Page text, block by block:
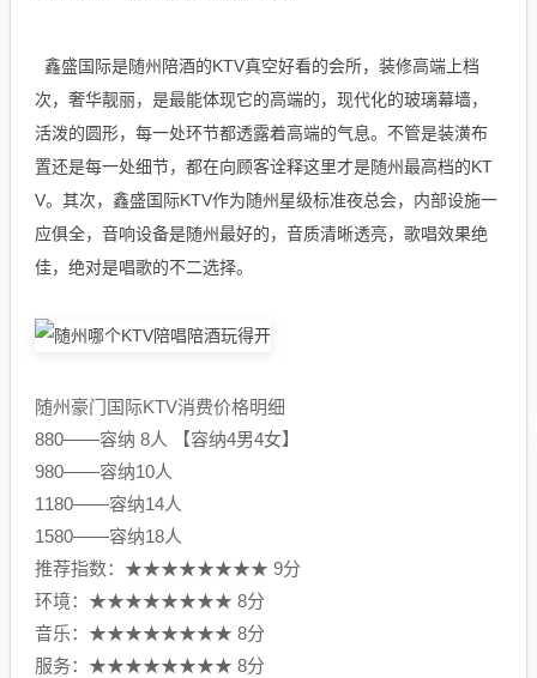
鑫盛国际是随州陪酒的KTV真空好看的会所，装修高端上档
次，奢华靓丽，是最能体现它的高端的，现代化的玻璃幕墙，
活泼的圆形，每一处环节都透露着高端的气息。不管是装潢布
置还是每一处细节，都在向顾客诠释这里才是随州最高档的KT
V。其次，鑫盛国际KTV作为随州星级标准夜总会，内部设施一
应俱全，音响设备是随州最好的，音质清晰透亮，歌唱效果绝
佳，绝对是唱歌的不二选择。
随州豪门国际KTV消费价格明细
880——容纳 8人 【容纳4男4女】
980——容纳10人
1180——容纳14人
1580——容纳18人
推荐指数：★★★★★★★★ 9分
环境：★★★★★★★★ 8分
音乐：★★★★★★★★ 8分
服务：★★★★★★★★ 8分